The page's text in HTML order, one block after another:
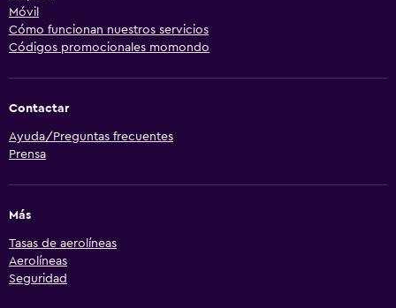
Móvil
Cómo funcionan nuestros servicios
Códigos promocionales momondo
Contactar
Ayuda/Preguntas frecuentes
Prensa
Más
Tasas de aerolíneas
Aerolíneas
Seguridad